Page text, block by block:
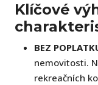
Klíčové
BEZ
nemovitosti.
rekreačních